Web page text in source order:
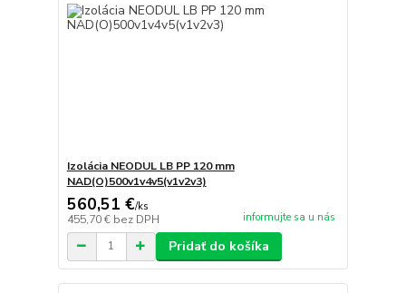
Izolácia NEODUL LB PP 120 mm
NAD(O)500v1v4v5(v1v2v3)
560,51 €/ks
455,70 € bez DPH informujte sa u nás
Pridať do košíka